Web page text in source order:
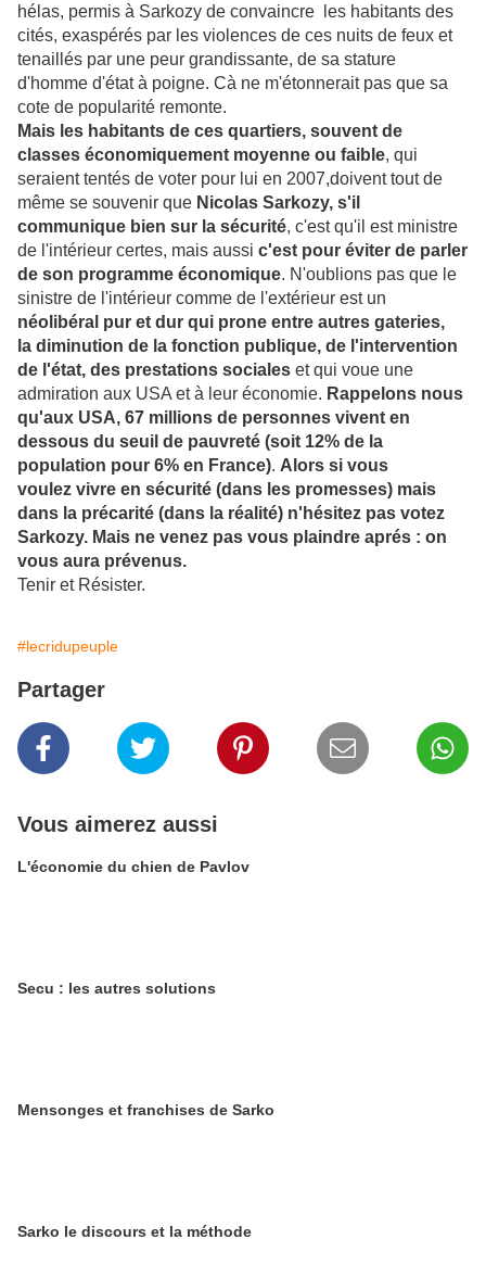
hélas, permis à Sarkozy de convaincre les habitants des
cités, exaspérés par les violences de ces nuits de feux et
tenaillés par une peur grandissante, de sa stature
d'homme d'état à poigne. Cà ne m'étonnerait pas que sa
cote de popularité remonte.
Mais les habitants de ces quartiers, souvent de
classes économiquement moyenne ou faible, qui
seraient tentés de voter pour lui en 2007,doivent tout de
même se souvenir que Nicolas Sarkozy, s'il
communique bien sur la sécurité, c'est qu'il est ministre
de l'intérieur certes, mais aussi c'est pour éviter de parler
de son programme économique. N'oublions pas que le
sinistre de l'intérieur comme de l'extérieur est un
néolibéral pur et dur qui prone entre autres gateries,
la diminution de la fonction publique, de l'intervention
de l'état, des prestations sociales et qui voue une
admiration aux USA et à leur économie. Rappelons nous
qu'aux USA, 67 millions de personnes vivent en
dessous du seuil de pauvreté (soit 12% de la
population pour 6% en France). Alors si vous
voulez vivre en sécurité (dans les promesses) mais
dans la précarité (dans la réalité) n'hésitez pas votez
Sarkozy. Mais ne venez pas vous plaindre aprés : on
vous aura prévenus.
Tenir et Résister.
#lecridupeuple
Partager
Vous aimerez aussi
L'économie du chien de Pavlov
Secu : les autres solutions
Mensonges et franchises de Sarko
Sarko le discours et la méthode